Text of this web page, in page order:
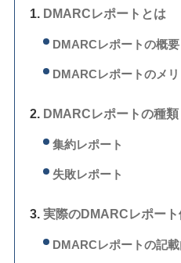
DMARCレポートとは
DMARCレポートの概要
DMARCレポートのメリ
DMARCレポートの種類
集約レポート
失敗レポート
実際のDMARCレポート
DMARCレポートの記